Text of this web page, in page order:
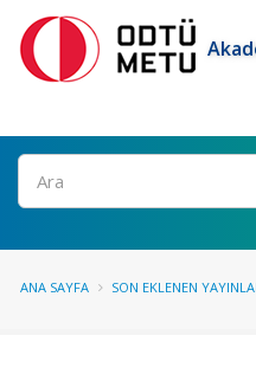
Ara
ANA SAYFA SON EKLENEN